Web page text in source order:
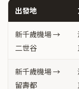
出發地
新千歲機場 →
二世谷
新千歲機場 →
留壽都